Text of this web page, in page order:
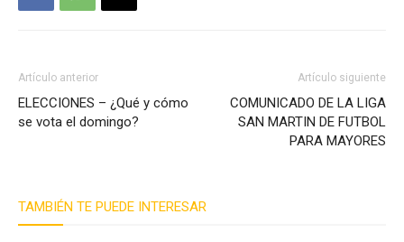
Artículo anterior
ELECCIONES – ¿Qué y cómo
se vota el domingo?
Artículo siguiente
COMUNICADO DE LA LIGA
SAN MARTIN DE FUTBOL
PARA MAYORES
TAMBIÉN TE PUEDE INTERESAR